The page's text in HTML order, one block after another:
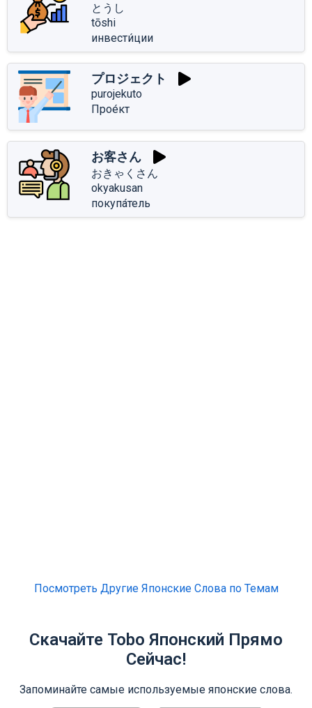
とうし
tōshi
инвести́ции
プロジェクト
purojekuto
Прое́кт
お客さん
おきゃくさん
okyakusan
покупа́тель
Посмотреть Другие Японские Слова по Темам
Скачайте Tobo Японский Прямо
Сейчас!
Запоминайте самые используемые японские слова.